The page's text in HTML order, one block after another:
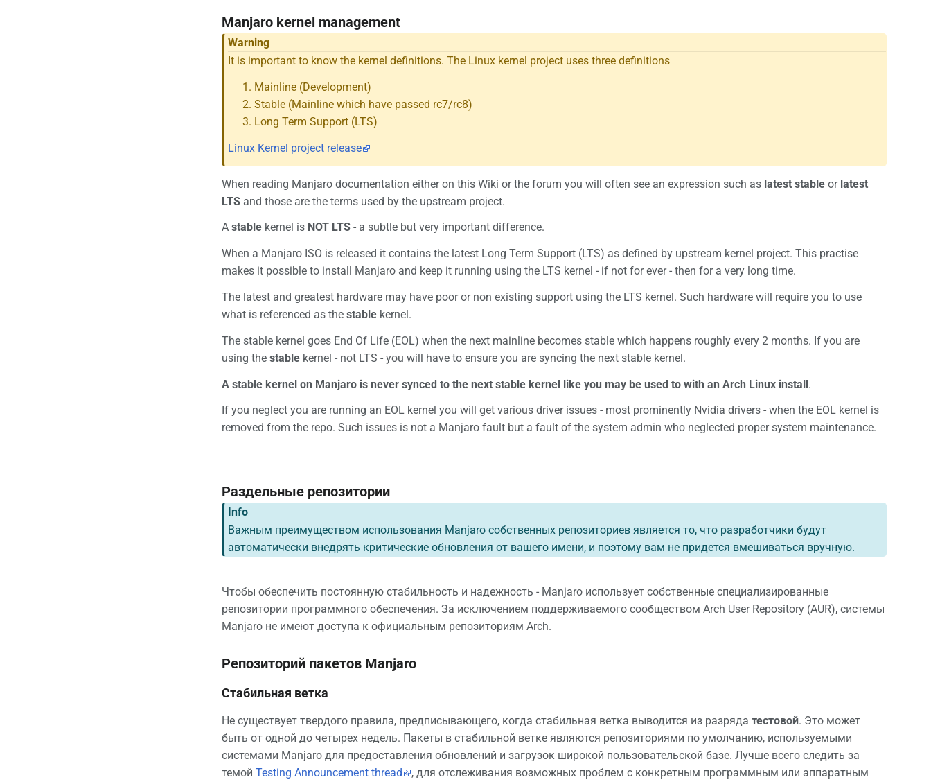
Manjaro kernel management
Warning
It is important to know the kernel definitions. The Linux kernel project uses three definitions
Mainline (Development)
Stable (Mainline which have passed rc7/rc8)
Long Term Support (LTS)
Linux Kernel project release
When reading Manjaro documentation either on this Wiki or the forum you will often see an expression such as latest stable or latest
LTS and those are the terms used by the upstream project.
A stable kernel is NOT LTS - a subtle but very important difference.
When a Manjaro ISO is released it contains the latest Long Term Support (LTS) as defined by upstream kernel project. This practise
makes it possible to install Manjaro and keep it running using the LTS kernel - if not for ever - then for a very long time.
The latest and greatest hardware may have poor or non existing support using the LTS kernel. Such hardware will require you to use
what is referenced as the stable kernel.
The stable kernel goes End Of Life (EOL) when the next mainline becomes stable which happens roughly every 2 months. If you are
using the stable kernel - not LTS - you will have to ensure you are syncing the next stable kernel.
A stable kernel on Manjaro is never synced to the next stable kernel like you may be used to with an Arch Linux install.
If you neglect you are running an EOL kernel you will get various driver issues - most prominently Nvidia drivers - when the EOL kernel is
removed from the repo. Such issues is not a Manjaro fault but a fault of the system admin who neglected proper system maintenance.
Раздельные репозитории
Info
Важным преимуществом использования Manjaro собственных репозиториев является то, что разработчики будут
автоматически внедрять критические обновления от вашего имени, и поэтому вам не придется вмешиваться вручную.
Чтобы обеспечить постоянную стабильность и надежность - Manjaro использует собственные специализированные
репозитории программного обеспечения. За исключением поддерживаемого сообществом Arch User Repository (AUR), системы
Manjaro не имеют доступа к официальным репозиториям Arch.
Репозиторий пакетов Manjaro
Стабильная ветка
Не существует твердого правила, предписывающего, когда стабильная ветка выводится из разряда тестовой. Это может
быть от одной до четырех недель. Пакеты в стабильной ветке являются репозиториями по умолчанию, используемыми
системами Manjaro для предоставления обновлений и загрузок широкой пользовательской базе. Лучше всего следить за
темой Testing Announcement thread
, для отслеживания возможных проблем с конкретным программным или аппаратным